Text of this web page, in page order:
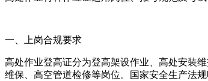
一、上岗合规要求
高处作业登高证分为登高架设作业、高处安装
维保、高空管道检修等岗位。国家安全生产法